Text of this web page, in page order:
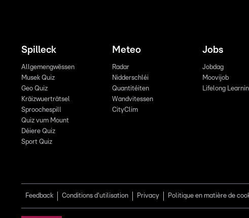
Spilleck
Allgemengwëssen
Musek Quiz
Geo Quiz
Kräizwuerträtsel
Sproochespill
Quiz vum Mount
Déiere Quiz
Sport Quiz
Meteo
Radar
Nidderschléi
Quantitéiten
Wandvitessen
CityClim
Jobs
Jobdag
Moovijob
Lifelong
Feedback Conditions d'utilisation Privacy Politique en matière de